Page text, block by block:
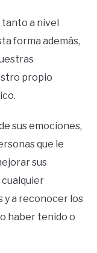
tanto a nivel
forma además,
propio
sus emociones,
que le
sus
cualquier
y a reconocer los
haber tenido o